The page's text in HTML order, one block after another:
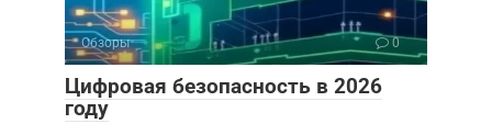
Обзоры 0
Цифровая безопасность в 2026
году